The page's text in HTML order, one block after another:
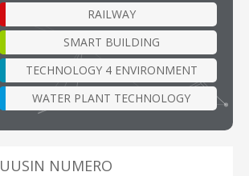
RAILWAY
SMART BUILDING
TECHNOLOGY 4 ENVIRONMENT
WATER PLANT TECHNOLOGY
UUSIN NUMERO